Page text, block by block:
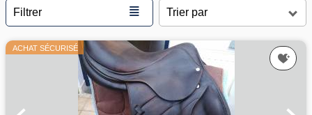
Filtrer ≣
ACHAT SÉCURISÉ